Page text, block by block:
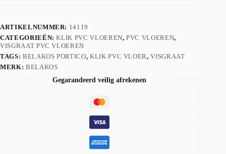
ARTIKELNUMMER: 14119
CATEGORIEËN:KLIK PVC VLOEREN,PVC VLOEREN,
VISGRAAT PVC VLOEREN
TAGS: BELAKOS PORTICO, KLIK PVC VLOER,VISGRAAT
MERK: BELAKOS
Gegarandeerd veilig afrekenen